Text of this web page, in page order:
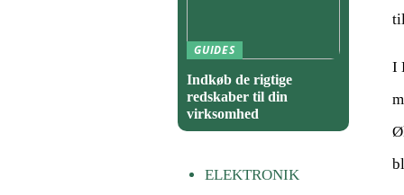
I
GUIDES
Indkøb de rigtige
redskaber til din
virksomhed
ELEKTRONIK